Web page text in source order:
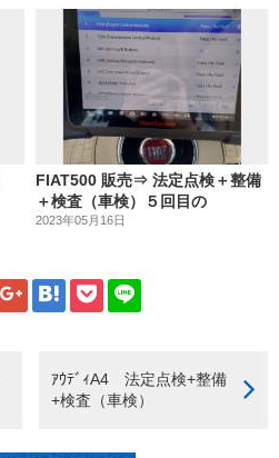
FIAT500 販売⇒ 法定点検＋整備
＋検査（車検）５回目の
2023年05月16日
ｱｳﾃﾞｨA4 法定点検+整備
+検査（車検）